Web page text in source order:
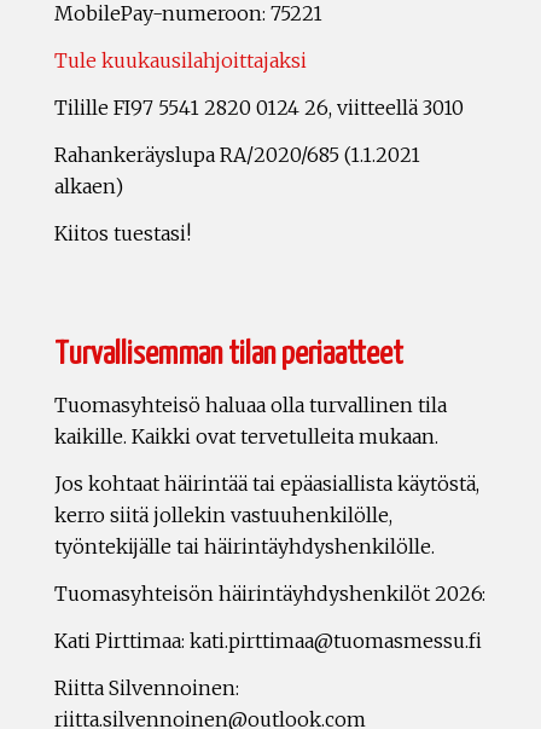
MobilePay-numeroon: 75221
Tule kuukausilahjoittajaksi
Tilille FI97 5541 2820 0124 26, viitteellä 3010
Rahankeräyslupa RA/2020/685 (1.1.2021
alkaen)
Kiitos tuestasi!
Turvallisemman tilan periaatteet
Tuomasyhteisö haluaa olla turvallinen tila
kaikille. Kaikki ovat tervetulleita mukaan.
Jos kohtaat häirintää tai epäasiallista käytöstä,
kerro siitä jollekin vastuuhenkilölle,
työntekijälle tai häirintäyhdyshenkilölle.
Tuomasyhteisön häirintäyhdyshenkilöt 2026:
Kati Pirttimaa: kati.pirttimaa@tuomasmessu.fi
Riitta Silvennoinen:
riitta.silvennoinen@outlook.com